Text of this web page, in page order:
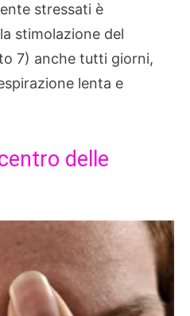
stressati è
stimolazione del
7) anche tutti giorni,
lenta e
delle